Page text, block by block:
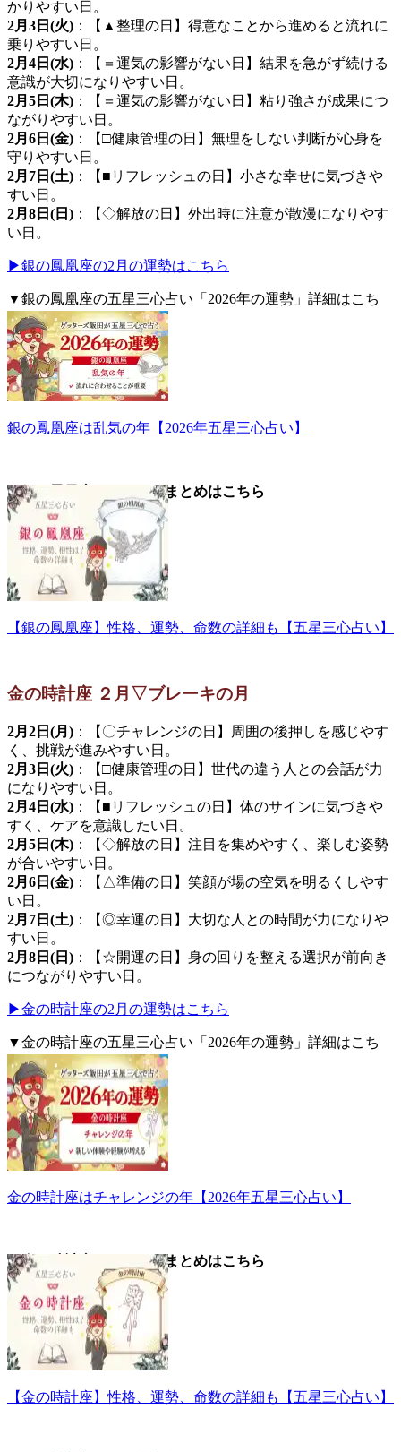
かりやすい日。
2月3日(火) ：【▲整理の日】得意なことから進めると流れに
乗りやすい日。
2月4日(水) ：【＝運気の影響がない日】結果を急がず続ける
意識が大切になりやすい日。
2月5日(木) ：【＝運気の影響がない日】粘り強さが成果につ
ながりやすい日。
2月6日(金) ：【□健康管理の日】無理をしない判断が心身を
守りやすい日。
2月7日(土) ：【■リフレッシュの日】小さな幸せに気づきや
すい日。
2月8日(日) ：【◇解放の日】外出時に注意が散漫になりやす
い日。
▶銀の鳳凰座の2月の運勢はこちら
▼銀の鳳凰座の五星三心占い「2026年の運勢」詳細はこち
ら。
銀の鳳凰座は乱気の年【2026年五星三心占い】
▼銀の鳳凰座についてのまとめはこちら
【銀の鳳凰座】性格、運勢、命数の詳細も【五星三心占い】
金の時計座 ２月▽ブレーキの月
2月2日(月) ：【〇チャレンジの日】周囲の後押しを感じやす
く、挑戦が進みやすい日。
2月3日(火) ：【□健康管理の日】世代の違う人との会話が力
になりやすい日。
2月4日(水) ：【■リフレッシュの日】体のサインに気づきや
すく、ケアを意識したい日。
2月5日(木) ：【◇解放の日】注目を集めやすく、楽しむ姿勢
が合いやすい日。
2月6日(金) ：【△準備の日】笑顔が場の空気を明るくしやす
い日。
2月7日(土) ：【◎幸運の日】大切な人との時間が力になりや
すい日。
2月8日(日) ：【☆開運の日】身の回りを整える選択が前向き
につながりやすい日。
▶金の時計座の2月の運勢はこちら
▼金の時計座の五星三心占い「2026年の運勢」詳細はこち
ら。
金の時計座はチャレンジの年【2026年五星三心占い】
▼金の時計座についてのまとめはこちら
【金の時計座】性格、運勢、命数の詳細も【五星三心占い】